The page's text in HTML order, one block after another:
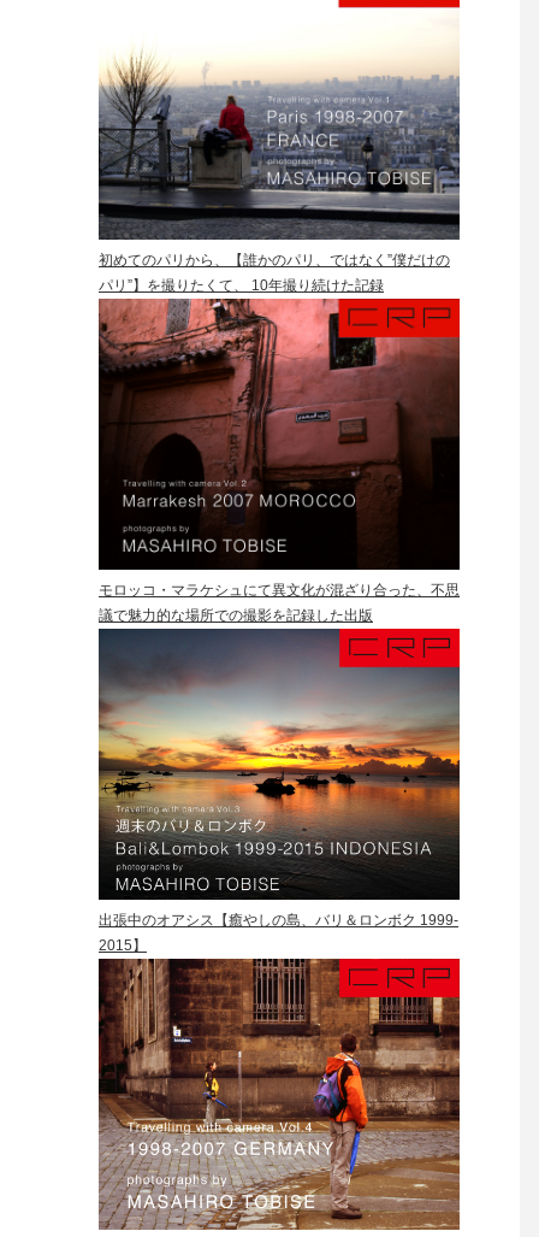
初めてのパリから、【誰かのパリ、ではなく”僕だけの
パリ”】を撮りたくて、 10年撮り続けた記録
モロッコ・マラケシュにて異文化が混ざり合った、不思
議で魅力的な場所での撮影を記録した出版
出張中のオアシス【癒やしの島、バリ＆ロンボク 1999-
2015】